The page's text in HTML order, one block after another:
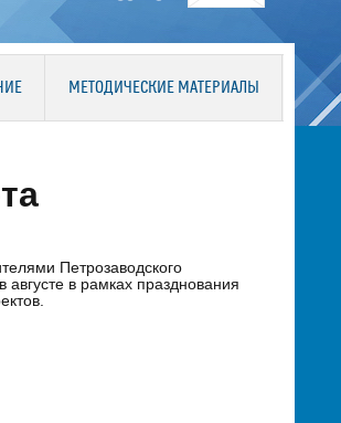
МЕТОДИЧЕСКИЕ МАТЕРИАЛЫ
Петрозаводского
августе в рамках празднования